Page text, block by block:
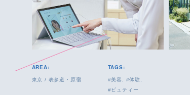
AREA:
東京 / 表参道・原宿
TAGS:
美容
体験
ビュティー